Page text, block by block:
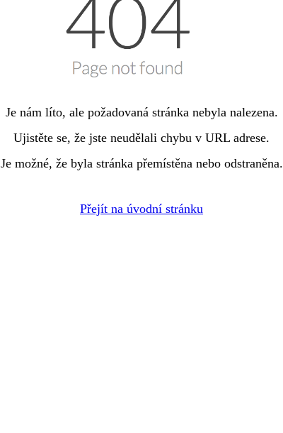
Je nám líto, ale požadovaná stránka nebyla nalezena.
Ujistěte se, že jste neudělali chybu v URL adrese.
Je možné, že byla stránka přemístěna nebo odstraněna.
Přejít na úvodní stránku